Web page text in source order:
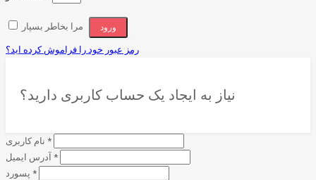
رمز عبور خود را فراموش کرده اید؟
نیاز به ایجاد یک حساب کاربری دارید؟
*
*
*